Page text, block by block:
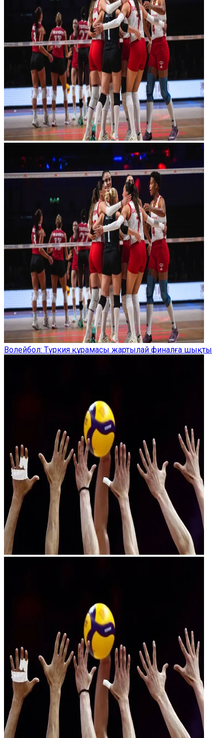
Волейбол: Түркия құрамасы жартылай финалға шықты